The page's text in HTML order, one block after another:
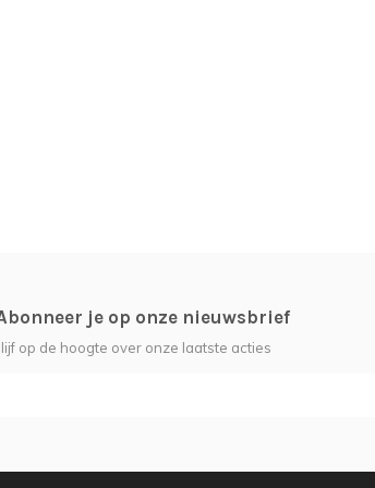
je op onze nieuwsbrief
op de hoogte over onze laatste acties